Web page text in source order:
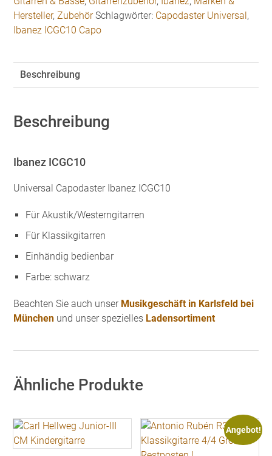
Hersteller,Zubehör Schlagwörter: Capodaster Universal,
Ibanez ICGC10 Capo
Beschreibung
Beschreibung
Ibanez ICGC10
Universal Capodaster Ibanez ICGC10
Für Akustik/Westerngitarren
Für Klassikgitarren
Einhändig bedienbar
Farbe: schwarz
Beachten Sie auch unser Musikgeschäft in Karlsfeld bei
München und unser spezielles Ladensortiment
Ähnliche Produkte
Angebot!